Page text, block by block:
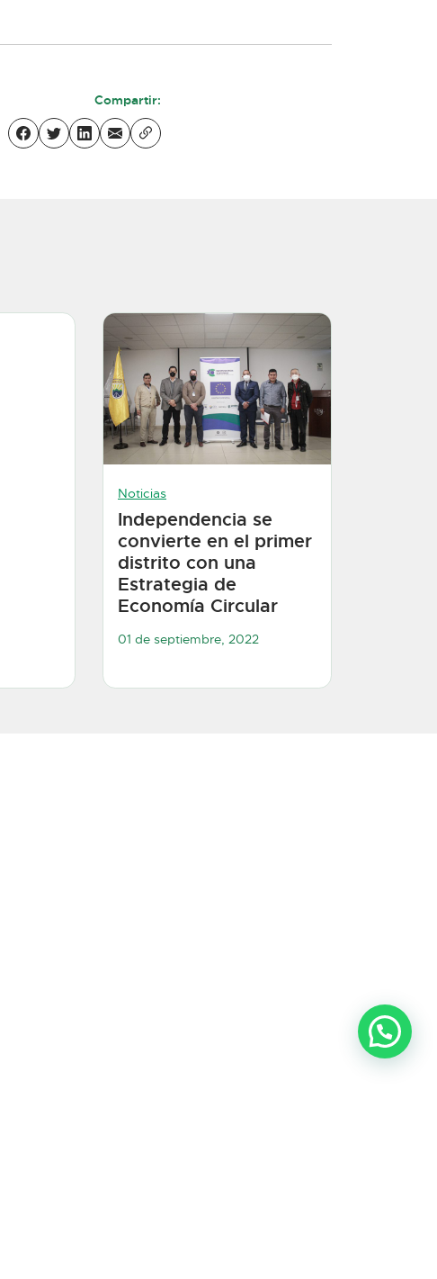
Compartir:
Noticias
Independencia se
convierte en el primer
distrito con una
Estrategia de
Economía Circular
01 de septiembre, 2022